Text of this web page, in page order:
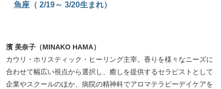
魚座（ 2/19～ 3/20生まれ）
濱 美奈子（MINAKO HAMA）
カウリ・ホリスティック・ヒーリング主宰。香りを様々なニーズに
合わせて幅広い視点から選択し、癒しを提供するセラピストとして
企業やスクールのほか、病院の精神科でアロマテラピーデイケアを